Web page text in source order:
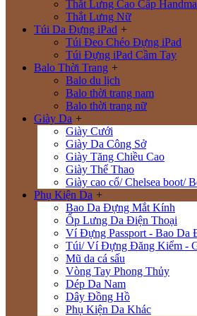
Thắt Lưng Cao Cấp
Thắt Lưng Nữ
Túi Da Đựng iPad +
Túi Đeo Chéo Đựng iPad
Túi Đựng iPad Cầm Tay
Balo Thời Trang +
Balo du lịch
Balo thời trang nam
Balo thời trang nữ
Giày Da +
Giày Cưới
Giày Da Công Sở
Giày Tăng Chiều Cao
Giày Thể Thao
Giày cao cổ/ Chelsea boot/
Phụ Kiện Da +
Bao Da Đựng Mắt Kính
Ốp Lưng Da Điện Thoại
Ví Đựng Passport - Bao Da
Túi/ Ví Đựng Đăng Kiểm -
Mũ da cá sấu
Vòng Tay Phong Thủy
Dép Da Nam
Dây Đồng Hồ
Phụ Kiện Da Khác